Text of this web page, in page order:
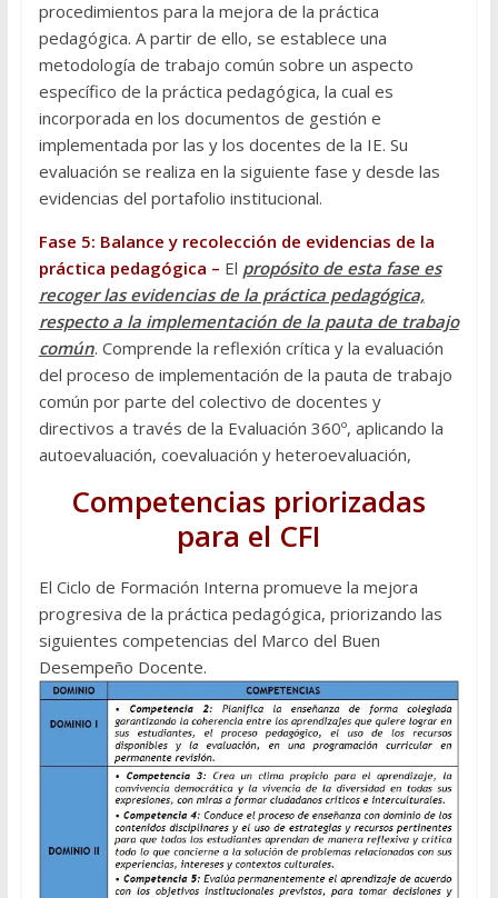
procedimientos para la mejora de la práctica
pedagógica. A partir de ello, se establece una
metodología de trabajo común sobre un aspecto
específico de la práctica pedagógica, la cual es
incorporada en los documentos de gestión e
implementada por las y los docentes de la IE. Su
evaluación se realiza en la siguiente fase y desde las
evidencias del portafolio institucional.
Fase 5: Balance y recolección de evidencias de la
práctica pedagógica – El propósito de esta fase es
recoger las evidencias de la práctica pedagógica,
respecto a la implementación de la pauta de trabajo
común. Comprende la reflexión crítica y la evaluación
del proceso de implementación de la pauta de trabajo
común por parte del colectivo de docentes y
directivos a través de la Evaluación 360º, aplicando la
autoevaluación, coevaluación y heteroevaluación,
Competencias priorizadas
para el CFI
El Ciclo de Formación Interna promueve la mejora
progresiva de la práctica pedagógica, priorizando las
siguientes competencias del Marco del Buen
Desempeño Docente.